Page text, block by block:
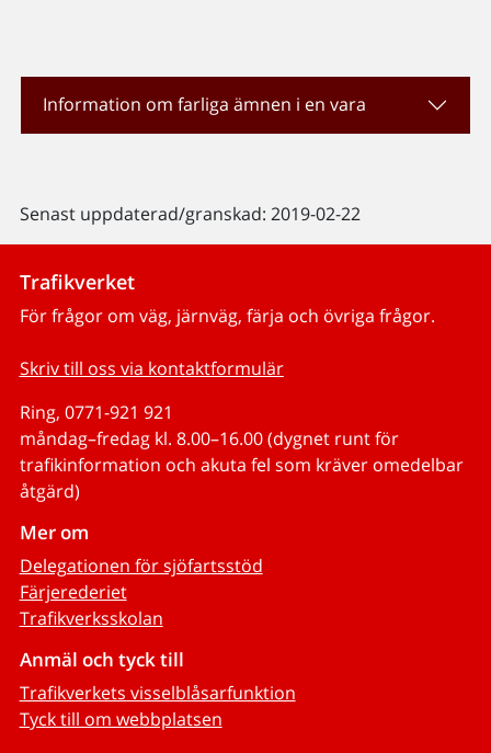
Information om farliga ämnen i en vara
Senast uppdaterad/granskad: 2019-02-22
Trafikverket
För frågor om väg, järnväg, färja och övriga frågor.
Skriv till oss via kontaktformulär
Ring, 0771-921 921
måndag–fredag kl. 8.00–16.00 (dygnet runt för
trafikinformation och akuta fel som kräver omedelbar
åtgärd)
Mer om
Delegationen för sjöfartsstöd
Färjerederiet
Trafikverksskolan
Anmäl och tyck till
Trafikverkets visselblåsarfunktion
Tyck till om webbplatsen